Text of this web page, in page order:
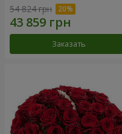
54 824 грн
Заказать